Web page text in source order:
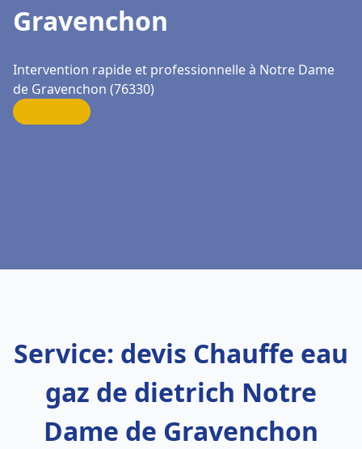
Gravenchon
Intervention rapide et professionnelle à Notre Dame
de Gravenchon (76330)
Service: devis Chauffe eau
gaz de dietrich Notre
Dame de Gravenchon